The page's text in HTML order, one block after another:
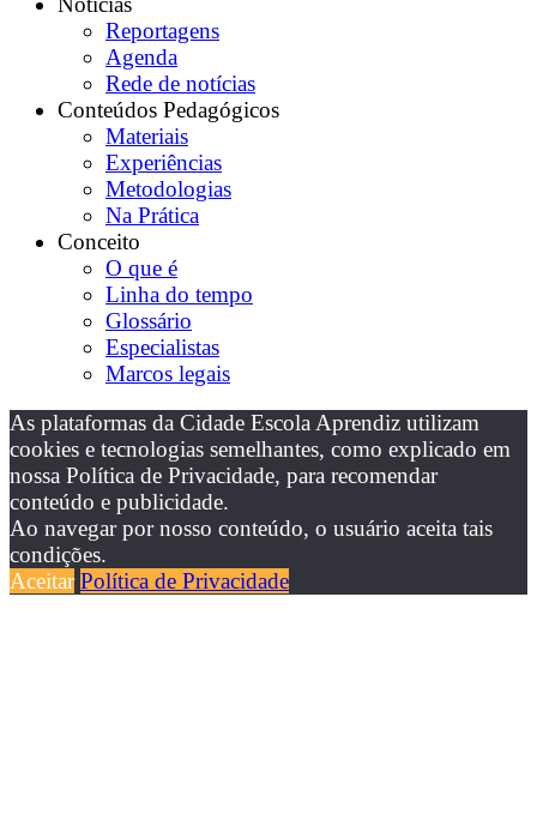
Reportagens
Agenda
Rede de notícias
Conteúdos Pedagógicos
Materiais
Experiências
Metodologias
Na Prática
Conceito
O que é
Linha do tempo
Glossário
Especialistas
Marcos legais
As plataformas da Cidade Escola Aprendiz utilizam
cookies e tecnologias semelhantes, como explicado em
nossa Política de Privacidade, para recomendar
conteúdo e publicidade.
Ao navegar por nosso conteúdo, o usuário aceita tais
condições.
Aceitar Política de Privacidade